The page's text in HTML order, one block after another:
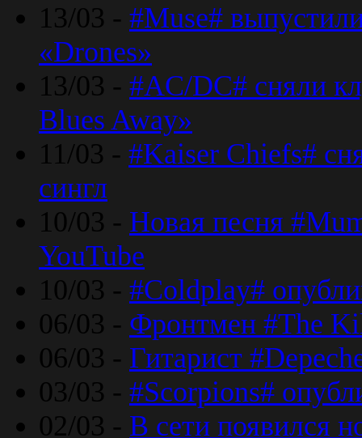
13/03 - #Muse#
«Drones»
13/03 - #AC/DC# сняли
Blues Away»
11/03 - #Kaiser Chiefs#
сингл
10/03 - Новая песня
YouTube
10/03 - #Coldplay#
06/03 - Фронтмен #The
06/03 - Гитарист
03/03 - #Scorpions#
02/03 - В сети появился